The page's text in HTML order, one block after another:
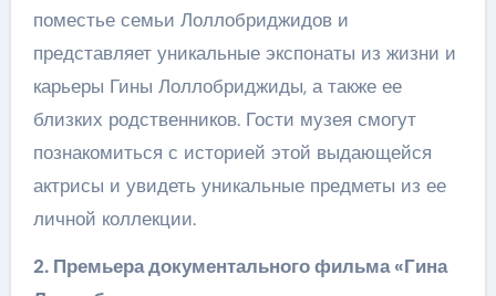
поместье семьи Лоллобриджидов и
представляет уникальные экспонаты из жизни и
карьеры Гины Лоллобриджиды, а также ее
близких родственников. Гости музея смогут
познакомиться с историей этой выдающейся
актрисы и увидеть уникальные предметы из ее
личной коллекции.
2. Премьера документального фильма «Гина